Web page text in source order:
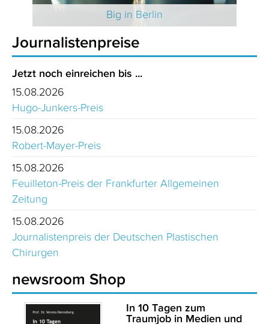
Big in Berlin
Journalistenpreise
Jetzt noch einreichen bis ...
15.08.2026
Hugo-Junkers-Preis
15.08.2026
Robert-Mayer-Preis
15.08.2026
Feuilleton-Preis der Frankfurter Allgemeinen
Zeitung
15.08.2026
Journalistenpreis der Deutschen Plastischen
Chirurgen
newsroom Shop
In 10 Tagen zum
Traumjob in Medien und